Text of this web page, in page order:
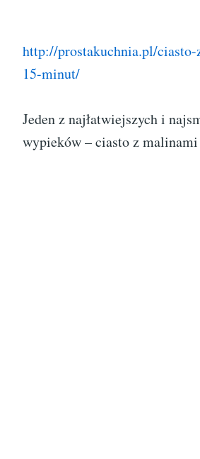
http://prostakuchnia.pl/
15-minut/
Jeden z najłatwiejszych i
wypieków – ciasto z